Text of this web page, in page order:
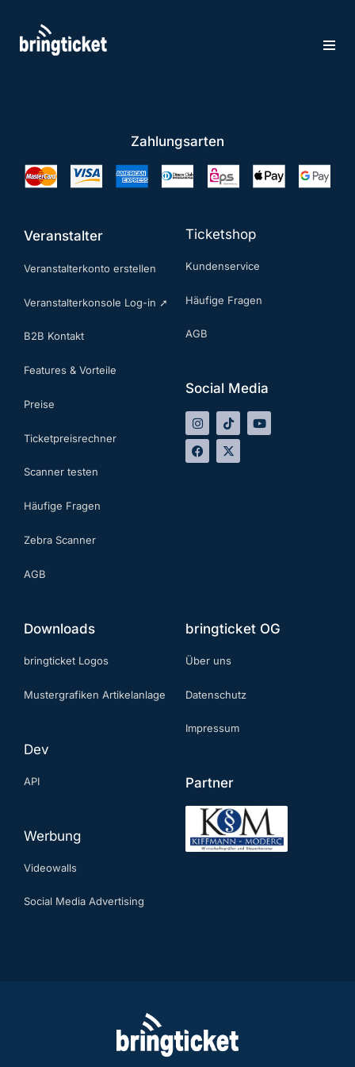
Zum
Zahlungsarten
Veranstalter
Veranstalterkonto erstellen
Veranstalterkonsole Log-in ➚
B2B Kontakt
Features & Vorteile
Preise
Ticketpreisrechner
Scanner testen
Häufige Fragen
Zebra Scanner
AGB
Ticketshop
Kundenservice
Häufige Fragen
AGB
Social Media
Downloads
bringticket Logos
Mustergrafiken Artikelanlage
Dev
API
Werbung
Videowalls
Social Media Advertising
bringticket OG
Über uns
Datenschutz
Impressum
Partner